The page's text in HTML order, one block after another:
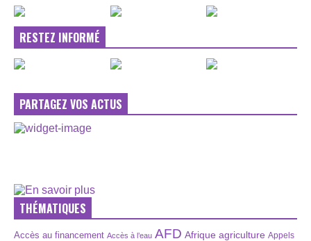
RESTEZ INFORMÉ
PARTAGEZ VOS ACTUS
THÉMATIQUES
Accès au financement Accès à l’eau AFD Afrique agriculture Appels